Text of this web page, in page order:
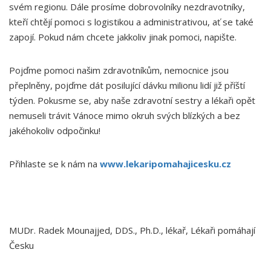
svém regionu. Dále prosíme dobrovolníky nezdravotníky,
kteří chtějí pomoci s logistikou a administrativou, ať se také
zapojí. Pokud nám chcete jakkoliv jinak pomoci, napište.
Pojďme pomoci našim zdravotníkům, nemocnice jsou
přeplněny, pojďme dát posilující dávku milionu lidí již příští
týden. Pokusme se, aby naše zdravotní sestry a lékaři opět
nemuseli trávit Vánoce mimo okruh svých blízkých a bez
jakéhokoliv odpočinku!
Přihlaste se k nám na www.lekaripomahajicesku.cz
MUDr. Radek Mounajjed, DDS., Ph.D., lékař, Lékaři pomáhají
Česku